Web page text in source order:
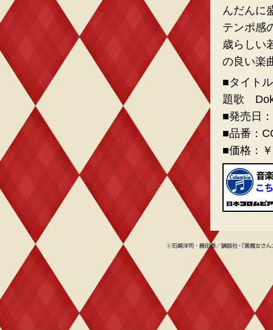
んだんに
テンポ感
歳らしい
の良い楽
■タイト
題歌
■発売日
■品番：
■価格：